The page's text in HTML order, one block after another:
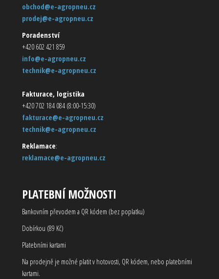
obchod@e-agropneu.cz
prodej@e-agropneu.cz
Poradenství
+420 602 421 859
info@e-agropneu.cz
technik@e-agropneu.cz
Fakturace, logistika
+420 702 184 084 (8:00-15:30)
fakturace@e-agropneu.cz
technik@e-agropneu.cz
Reklamace:
reklamace@e-agropneu.cz
PLATEBNÍ MOŽNOSTI
Bankovním převodem a QR kódem (bez poplatku)
Dobírkou (89 Kč)
Platebními kartami
Na prodejně je možné platit v hotovosti, QR kódem, nebo platebními
kartami.